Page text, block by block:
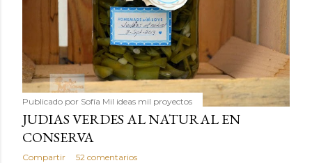
Publicado por Sofía Mil ideas mil proyectos
JUDIAS VERDES AL NATURAL EN
CONSERVA
Compartir 52 comentarios